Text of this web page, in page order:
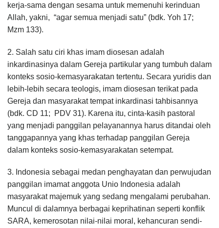
kerja-sama dengan sesama untuk memenuhi kerinduan
Allah, yakni, “agar semua menjadi satu” (bdk. Yoh 17;
Mzm 133).
2. Salah satu ciri khas imam diosesan adalah
inkardinasinya dalam Gereja partikular yang tumbuh dalam
konteks sosio-kemasyarakatan tertentu. Secara yuridis dan
lebih-lebih secara teologis, imam diosesan terikat pada
Gereja dan masyarakat tempat inkardinasi tahbisannya
(bdk. CD 11; PDV 31). Karena itu, cinta-kasih pastoral
yang menjadi panggilan pelayanannya harus ditandai oleh
tanggapannya yang khas terhadap panggilan Gereja
dalam konteks sosio-kemasyarakatan setempat.
3. Indonesia sebagai medan penghayatan dan perwujudan
panggilan imamat anggota Unio Indonesia adalah
masyarakat majemuk yang sedang mengalami perubahan.
Muncul di dalamnya berbagai keprihatinan seperti konflik
SARA, kemerosotan nilai-nilai moral, kehancuran sendi-